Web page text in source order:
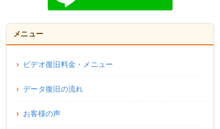
メニュー
ビデオ復旧料金・メニュー
データ復旧の流れ
お客様の声